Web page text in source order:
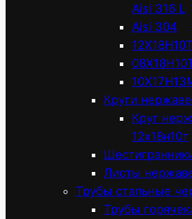
Aisi 316 L
Aisi 304
12Х18Н10Т
Круги
Круг
12х18н10т
Листы
Трубы стальные
Трубы